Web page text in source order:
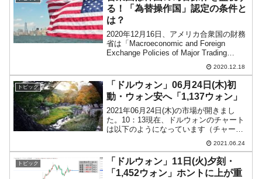
国市場の株...
る！「為替操作国」認定の条件と
は？
2020年12月16日、アメリカ合衆国の財務
省は「Macroeconomic and Foreign
Exchange Policies of Major Trading
Partners of the United States」（合衆
2020.12.18
トピック
「ドルウォン」06月24日(木)初
動・ウォン安へ「1,137ウォン」
2021年06月24日(木)の市場が開きまし
た。10：13現在、ドルウォンのチャート
は以下のようになっています（チャート
は『Investing.com』より引用）。前日は
例によって抵抗線を突破できず。本日は
抵抗線の上に出ていますが、これがロ...
2021.06.24
トピック
「ドルウォン」11日(火)夕刻・
「1,452ウォン」ホントに上が重